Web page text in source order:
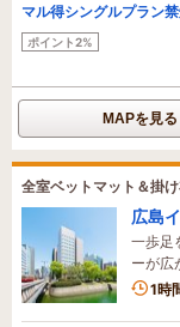
マル得シングルプラン
ポイント2%
MAPを見る
全室ベットマット＆掛
広島
一歩足
ーが広
3名